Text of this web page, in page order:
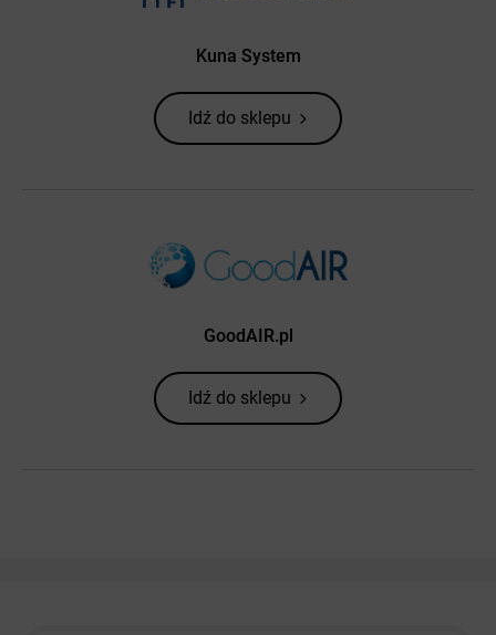
Kuna System
Idź do sklepu
GoodAIR.pl
Idź do sklepu